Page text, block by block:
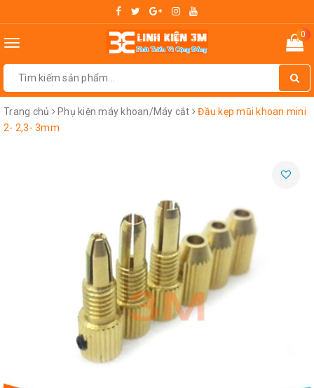
Toggle
0
Trang chủ Phụ kiện máy khoan/Máy cắt
Đầu kẹp mũi khoan mini
2- 2,3- 3mm